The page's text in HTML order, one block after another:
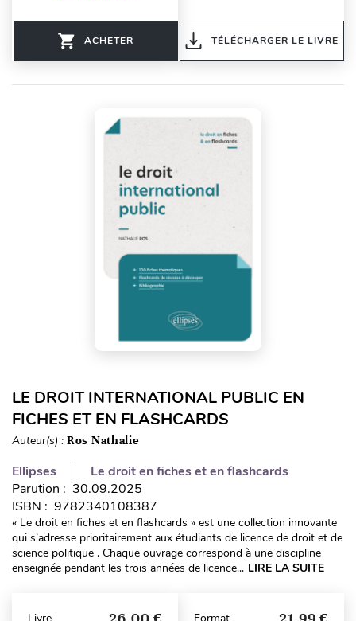
ACHETER TÉLÉCHARGER LE LIVRE
LE DROIT INTERNATIONAL PUBLIC EN
FICHES ET EN FLASHCARDS
Auteur(s) : Ros Nathalie
Ellipses
Le droit en fiches et en flashcards
Parution : 30.09.2025
ISBN : 9782340108387
« Le droit en fiches et en flashcards » est une collection innovante
qui s’adresse prioritairement aux étudiants de licence de droit et de
science politique . Chaque ouvrage correspond à une discipline
enseignée pendant les trois années de licence... LIRE LA SUITE